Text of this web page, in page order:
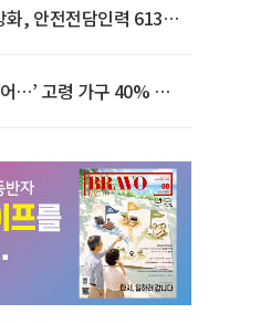
, 안전전담인력 613명
…’ 고령 가구 40% 노